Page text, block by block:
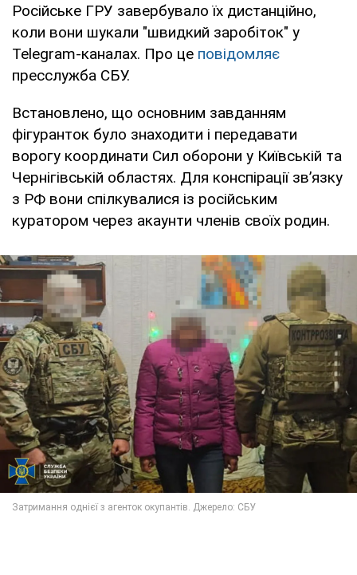
Російське ГРУ завербувало їх дистанційно,
коли вони шукали "швидкий заробіток" у
Telegram-каналах. Про це повідомляє
пресслужба СБУ.
Встановлено, що основним завданням
фігуранток було знаходити і передавати
ворогу координати Сил оборони у Київській та
Чернігівській областях. Для конспірації зв’язку
з РФ вони спілкувалися із російським
куратором через акаунти членів своїх родин.